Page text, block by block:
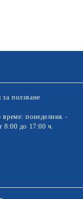
за ползване
време: понеделник -
8:00 до 17:00 ч.